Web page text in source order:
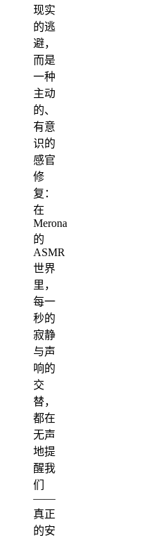
现实
的逃
避，
而是
一种
主动
的、
有意
识的
感官
修
复：
在
Merona
的
ASMR
世界
里，
每一
秒的
寂静
与声
响的
交
替，
都在
无声
地提
醒我
们
——
真正
的安